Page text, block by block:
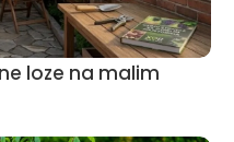
loze na malim